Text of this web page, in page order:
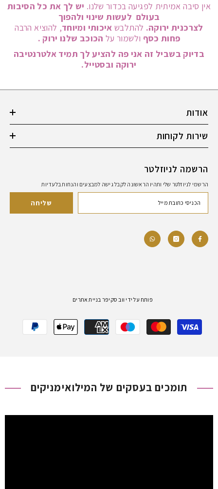
אין סיבה אמיתית לפגיעה בכדור שלנו. יש לך את כל הסיבות
בעולם לעשות שינוי ולהפוך
לצרכנית ירוקה. להתלבשאיכותי ומיוחד, להוציא הרבה
פחות כסף ולשמור על הכוכב שלנו ירוק .
בדיוק בשביל זה אני פה להציע לך תמיד אלטרנטיבה
ירוקה ובסטייל.
אודות
שירות לקוחות
הרשמה לניוזלטר
הרשמי לניוזלטר שלי ותהיו הראשונה לקבל גישה למבצעים והנחות בלעדיות
שליחה
פותח על ידי ווב סקיפר בניית אתרים
שיטות
תשלום
תומכים בעסקים של המילואימניקים